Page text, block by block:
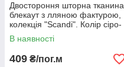
Двостороння шторна тканина
блекаут з лляною фактурою,
колекція "Scandi". Колір сіро-
блакитний. Код 1899ш
В наявності
409 ₴/пог.м